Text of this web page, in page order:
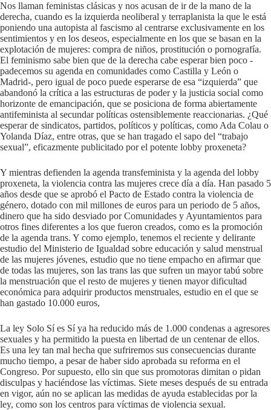
Nos llaman feministas clásicas y nos acusan de ir de la mano de la
derecha, cuando es la izquierda neoliberal y terraplanista la que le está
poniendo una autopista al fascismo al centrarse exclusivamente en los
sentimientos y en los deseos, especialmente en los que se basan en la
explotación de mujeres: compra de niños, prostitución o pornografía.
El feminismo sabe bien que de la derecha cabe esperar bien poco -
padecemos su agenda en comunidades como Castilla y León o
Madrid-, pero igual de poco puede esperarse de esa “izquierda” que
abandonó la crítica a las estructuras de poder y la justicia social como
horizonte de emancipación, que se posiciona de forma abiertamente
antifeminista al secundar políticas ostensiblemente reaccionarias. ¿Qué
esperar de sindicatos, partidos, políticos y políticas, como Ada Colau o
Yolanda Díaz, entre otras, que se han tragado el sapo del “trabajo
sexual”, eficazmente publicitado por el potente lobby proxeneta?
Y mientras defienden la agenda transfeminista y la agenda del lobby
proxeneta, la violencia contra las mujeres crece día a día. Han pasado 5
años desde que se aprobó el Pacto de Estado contra la violencia de
género, dotado con mil millones de euros para un periodo de 5 años,
dinero que ha sido desviado por Comunidades y Ayuntamientos para
otros fines diferentes a los que fueron creados, como es la promoción
de la agenda trans. Y como ejemplo, tenemos el reciente y delirante
estudio del Ministerio de Igualdad sobre educación y salud menstrual
de las mujeres jóvenes, estudio que no tiene empacho en afirmar que
de todas las mujeres, son las trans las que sufren un mayor tabú sobre
la menstruación que el resto de mujeres y tienen mayor dificultad
económica para adquirir productos menstruales, estudio en el que se
han gastado 10.000 euros,
La ley Solo Sí es Sí ya ha reducido más de 1.000 condenas a agresores
sexuales y ha permitido la puesta en libertad de un centenar de ellos.
Es una ley tan mal hecha que sufriremos sus consecuencias durante
mucho tiempo, a pesar de haber sido aprobada su reforma en el
Congreso. Por supuesto, ello sin que sus promotoras dimitan o pidan
disculpas y haciéndose las víctimas. Siete meses después de su entrada
en vigor, aún no se aplican las medidas de ayuda establecidas por la
ley, como son los centros para víctimas de violencia sexual.